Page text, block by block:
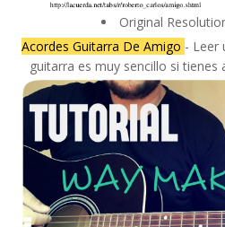
Original
Acordes Guitarra De Amigo - Leer
guitarra es muy sencillo si tienes